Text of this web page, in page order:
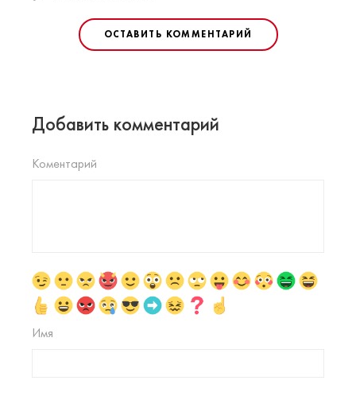
ОСТАВИТЬ КОММЕНТАРИЙ
Добавить комментарий
Коментарий
Имя